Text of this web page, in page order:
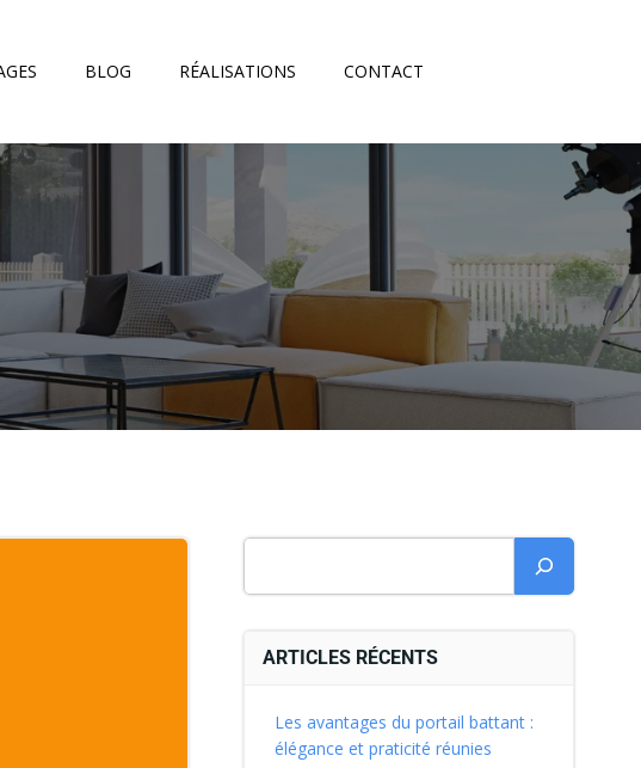
BLOG RÉALISATIONS CONTACT
ARTICLES RÉCENTS
Les avantages du portail battant :
élégance et praticité réunies